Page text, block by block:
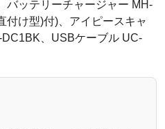
バッテリーチャージャー MH-
付け型)付)、アイピースキャ
、USBケーブル UC-